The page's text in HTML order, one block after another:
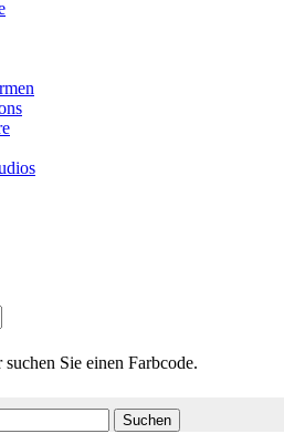
Sie einen Farbcode.
Suchen